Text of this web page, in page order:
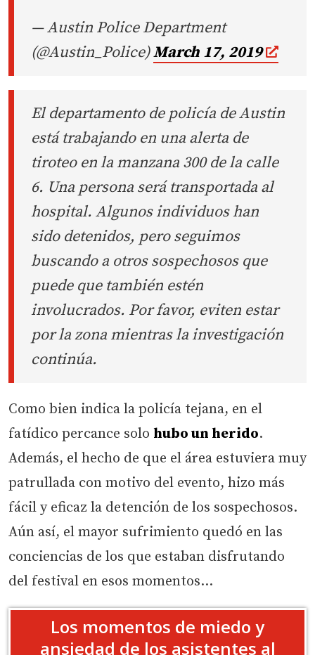
— Austin Police Department
(@Austin_Police)March 17, 2019
El departamento de policía de Austin
está trabajando en una alerta de
tiroteo en la manzana 300 de la calle
6. Una persona será transportada al
hospital. Algunos individuos han
sido detenidos, pero seguimos
buscando a otros sospechosos que
puede que también estén
involucrados. Por favor, eviten estar
por la zona mientras la investigación
continúa.
Como bien indica la policía tejana, en el
fatídico percance solo hubo un herido.
Además, el hecho de que el área estuviera muy
patrullada con motivo del evento, hizo más
fácil y eficaz la detención de los sospechosos.
Aún así, el mayor sufrimiento quedó en las
conciencias de los que estaban disfrutando
del festival en esos momentos…
Los momentos de miedo y
ansiedad de los asistentes al